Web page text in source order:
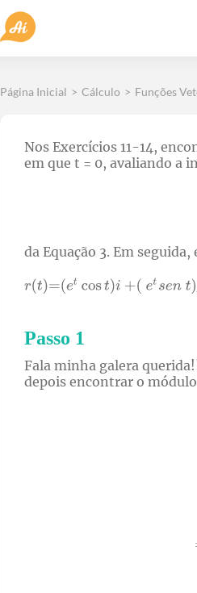
Página Inicial > Cálculo > Funções
Nos Exercícios 11-14,
em que t = 0, avaliando a
da Equação 3. Em
Passo 1
Fala minha galera
depois encontrar o